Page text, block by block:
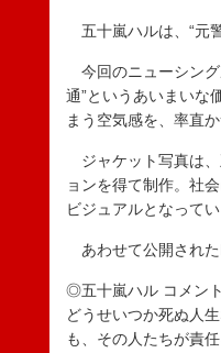
五十嵐ハルは、“元
今回のニューシング
通”というあいまいな
まう空気感を、率直
ジャケット写真は、
ョンを得て制作。社
ビジュアルとなってい
あわせて公開された
◎五十嵐ハル コメント
どうせいつか死ぬ人
も、その人たちが責